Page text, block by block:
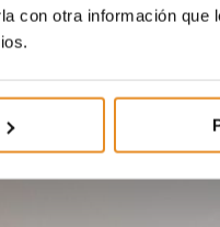
con otra información que